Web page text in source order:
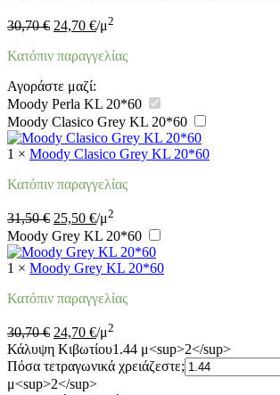
30,70€ Original
price
was:
24,70 €Η
τρέχουσα
τιμή
/μ2
Κατόπιν παραγγελίας
Αγοράστε μαζί:
Moody Perla KL 20*60
Moody Clasico Grey KL 20*60
1 × Moody Clasico Grey KL 20*60
Κατόπιν παραγγελίας
31,50€ Original
price
was:
31,50 €.
25,50 €Η
τρέχουσα
τιμή
είναι:
25,50 €.
/μ2
Moody Grey KL 20*60
1 × Moody Grey KL 20*60
Κατόπιν παραγγελίας
30,70€ Original
price
was:
30,70 €.
24,70 €Η
τρέχουσα
τιμή
είναι:
/μ2
Κάλυψη Κιβωτίου1.44 μ<sup>2</sup>
Πόσα τετραγωνικά χρειάζεστε;
μ<sup>2</sup>